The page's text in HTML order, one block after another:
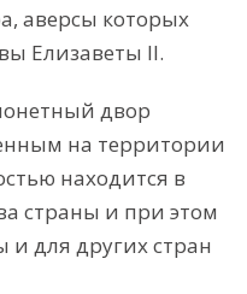
аверсы которых
Елизаветы II.
двор
на территории
находится в
страны и при этом
и для других стран